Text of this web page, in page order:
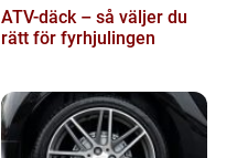
ATV-däck – så väljer du
rätt för fyrhjulingen